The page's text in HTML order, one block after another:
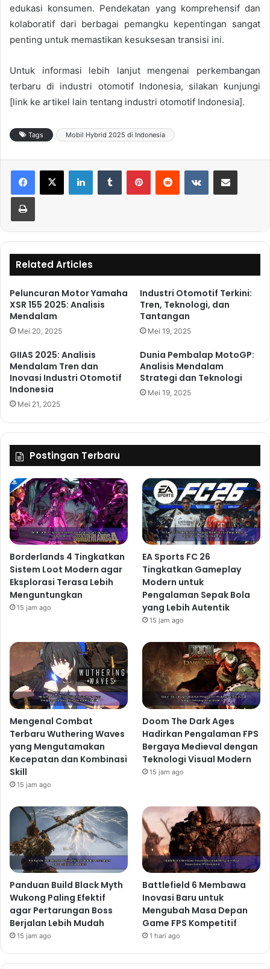
edukasi konsumen. Pendekatan yang komprehensif dan
kolaboratif dari berbagai pemangku kepentingan sangat
penting untuk memastikan kesuksesan transisi ini.
Untuk informasi lebih lanjut mengenai perkembangan
terbaru di industri otomotif Indonesia, silakan kunjungi
[link ke artikel lain tentang industri otomotif Indonesia].
Tags Mobil Hybrid 2025 di Indonesia
Related Articles
Peluncuran Motor Yamaha
XSR 155 2025: Analisis
Mendalam
Mei 20, 2025
Industri Otomotif Terkini:
Tren, Teknologi, dan
Tantangan
Mei 19, 2025
GIIAS 2025: Analisis
Mendalam Tren dan
Inovasi Industri Otomotif
Indonesia
Mei 21, 2025
Dunia Pembalap MotoGP:
Analisis Mendalam
Strategi dan Teknologi
Mei 19, 2025
Postingan Terbaru
Borderlands 4 Tingkatkan
Sistem Loot Modern agar
Eksplorasi Terasa Lebih
Menguntungkan
15 jam ago
EA Sports FC 26
Tingkatkan Gameplay
Modern untuk
Pengalaman Sepak Bola
yang Lebih Autentik
15 jam ago
Mengenal Combat
Terbaru Wuthering Waves
yang Mengutamakan
Kecepatan dan Kombinasi
Skill
15 jam ago
Doom The Dark Ages
Hadirkan Pengalaman FPS
Bergaya Medieval dengan
Teknologi Visual Modern
15 jam ago
Panduan Build Black Myth
Wukong Paling Efektif
agar Pertarungan Boss
Berjalan Lebih Mudah
15 jam ago
Battlefield 6 Membawa
Inovasi Baru untuk
Mengubah Masa Depan
Game FPS Kompetitif
1 hari ago